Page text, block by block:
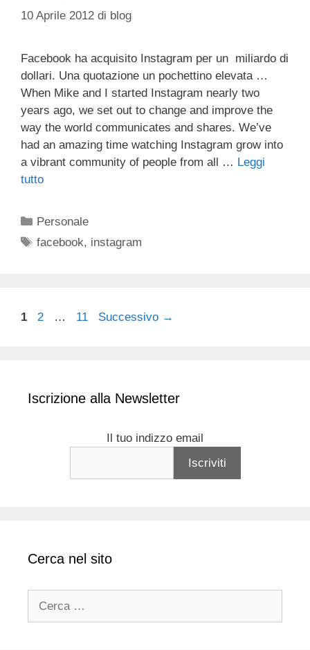
10 Aprile 2012 di blog
Facebook ha acquisito Instagram per un miliardo di
dollari. Una quotazione un pochettino elevata …
When Mike and I started Instagram nearly two
years ago, we set out to change and improve the
way the world communicates and shares. We’ve
had an amazing time watching Instagram grow into
a vibrant community of people from all … Leggi
tutto
Categorie
Personale
Tag
facebook, instagram
Pagina
1 Pagina
2 … Pagina
11 Successivo →
Iscrizione alla Newsletter
Il tuo indizzo email
Cerca nel sito